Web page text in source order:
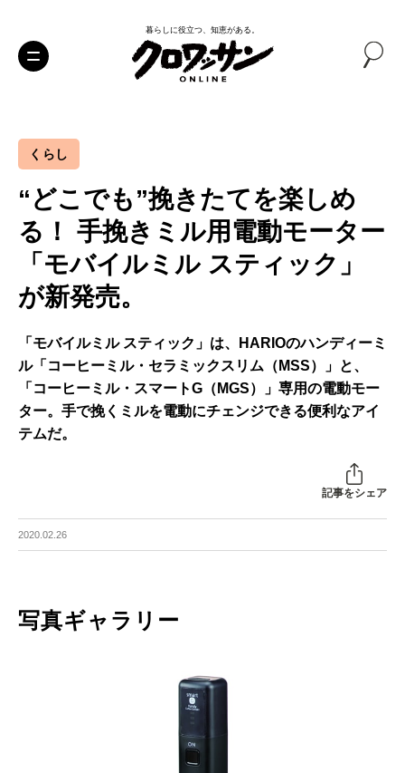
暮らしに役立つ、知恵がある。
くらし
“どこでも”挽きたてを楽しめ
る！ 手挽きミル用電動モーター
「モバイルミル スティック」
が新発売。
「モバイルミル スティック」は、HARIOのハンディーミ
ル「コーヒーミル・セラミックスリム（MSS）」と、
「コーヒーミル・スマートG（MGS）」専用の電動モー
ター。手で挽くミルを電動にチェンジできる便利なアイ
テムだ。
記事をシェア
2020.02.26
写真ギャラリー